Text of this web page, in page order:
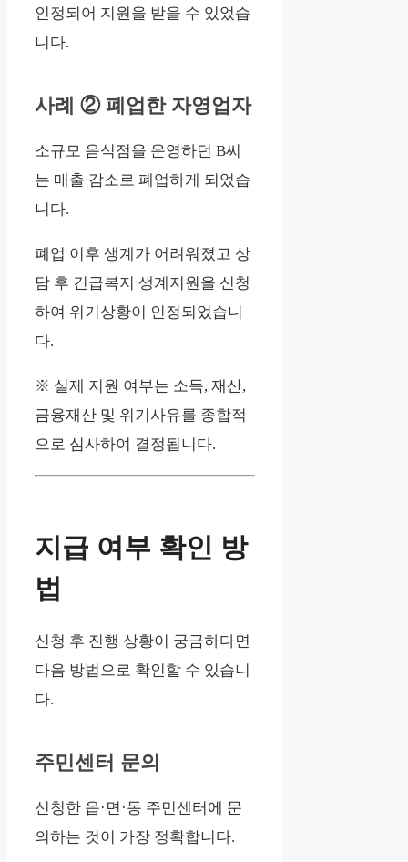
인정되어 지원을 받을 수 있었습
니다.
사례 ② 폐업한 자영업자
소규모 음식점을 운영하던 B씨
는 매출 감소로 폐업하게 되었습
니다.
폐업 이후 생계가 어려워졌고 상
담 후 긴급복지 생계지원을 신청
하여 위기상황이 인정되었습니
다.
※ 실제 지원 여부는 소득, 재산,
금융재산 및 위기사유를 종합적
으로 심사하여 결정됩니다.
지급 여부 확인 방
법
신청 후 진행 상황이 궁금하다면
다음 방법으로 확인할 수 있습니
다.
주민센터 문의
신청한 읍·면·동 주민센터에 문
의하는 것이 가장 정확합니다.